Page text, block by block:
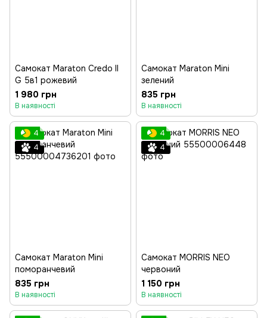
Самокат Maraton Credo II
G 5в1 рожевий
1 980 грн
В наявності
Самокат Maraton Mini
зелений
835 грн
В наявності
4
4
Самокат Maraton Mini
поморанчевий
835 грн
В наявності
4
4
Самокат MORRIS NEO
червоний
1 150 грн
В наявності